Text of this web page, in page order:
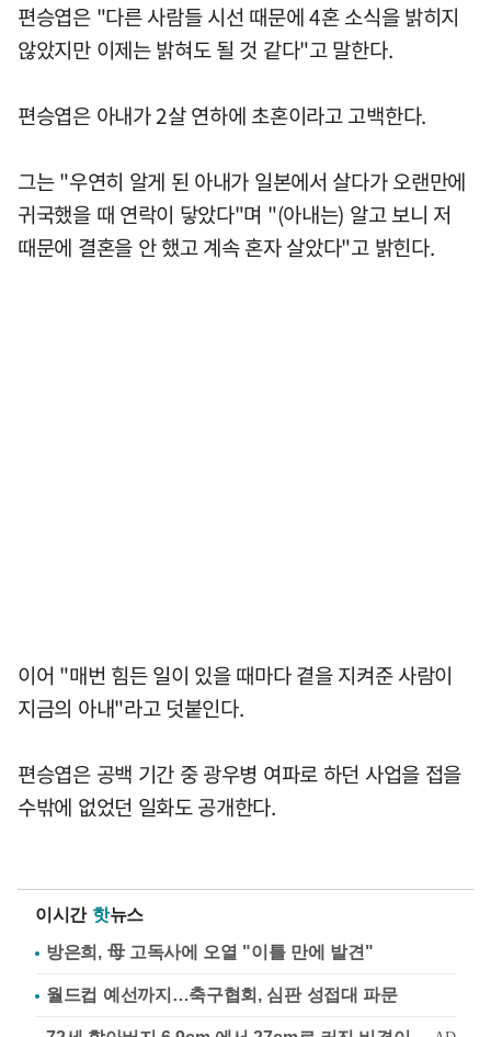
편승엽은 "다른 사람들 시선 때문에 4혼 소식을 밝히지
않았지만 이제는 밝혀도 될 것 같다"고 말한다.
편승엽은 아내가 2살 연하에 초혼이라고 고백한다.
그는 "우연히 알게 된 아내가 일본에서 살다가 오랜만에
귀국했을 때 연락이 닿았다"며 "(아내는) 알고 보니 저
때문에 결혼을 안 했고 계속 혼자 살았다"고 밝힌다.
이어 "매번 힘든 일이 있을 때마다 곁을 지켜준 사람이
지금의 아내"라고 덧붙인다.
편승엽은 공백 기간 중 광우병 여파로 하던 사업을 접을
수밖에 없었던 일화도 공개한다.
이시간 핫뉴스
방은희, 母 고독사에 오열 "이틀 만에 발견"
월드컵 예선까지…축구협회, 심판 성접대 파문